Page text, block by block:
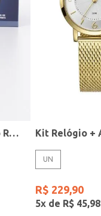
Relógio Smart Condor Feminino ROSE
UN
R$ 229,90
5x de R$ 45,98